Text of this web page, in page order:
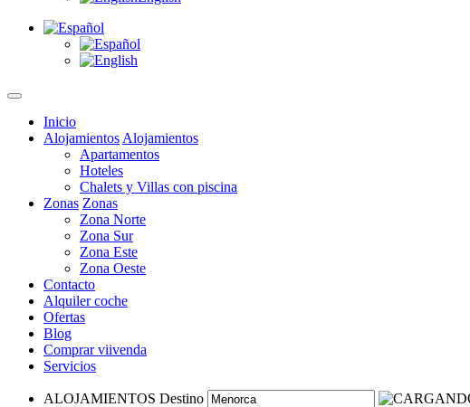
Inicio
Alojamientos Alojamientos
Apartamentos
Hoteles
Chalets y Villas con piscina
Zonas Zonas
Zona Norte
Zona Sur
Zona Este
Zona Oeste
Contacto
Alquiler coche
Ofertas
Blog
Comprar viivenda
Servicios
ALOJAMIENTOS Destino